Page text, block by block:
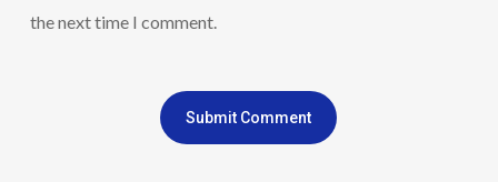
the next time I comment.